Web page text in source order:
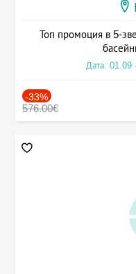
Топ промоция в 5-
Дата: 01.09
-33%
576.00€